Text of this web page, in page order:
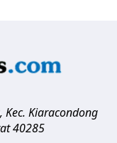
Kec. Kiaracondong
40285